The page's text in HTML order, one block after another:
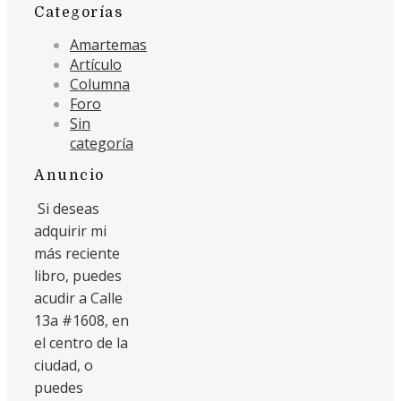
Categorías
Amartemas
Artículo
Columna
Foro
Sin
categoría
Anuncio
Si deseas
adquirir mi
más reciente
libro, puedes
acudir a Calle
13a #1608, en
el centro de la
ciudad, o
puedes